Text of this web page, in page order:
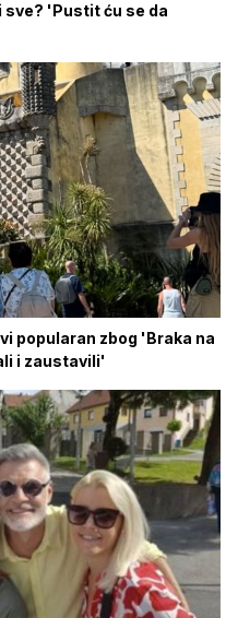
'Pustit ću se da
popularan zbog 'Braka na
i zaustavili'